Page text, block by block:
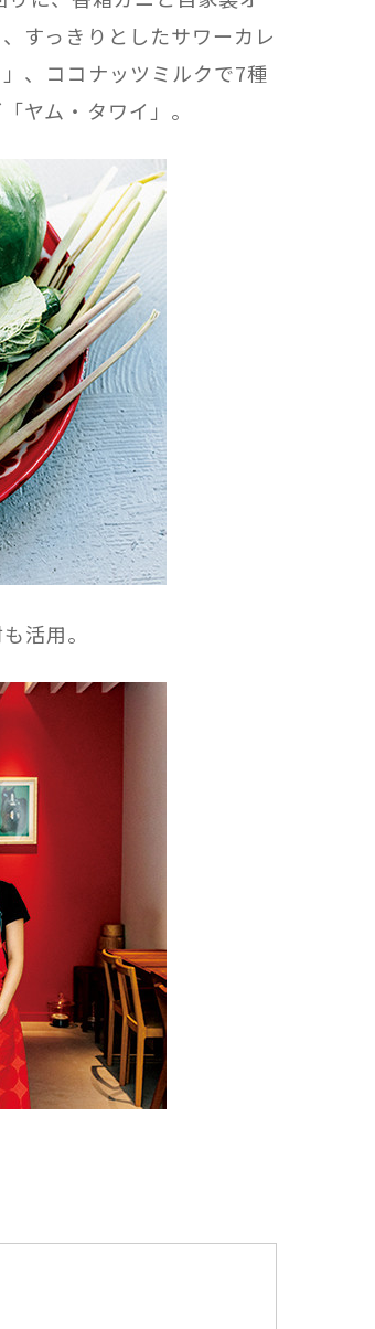
すっきりとしたサワーカレ
、ココナッツミルクで7種
ヤム・タワイ」。
活用。